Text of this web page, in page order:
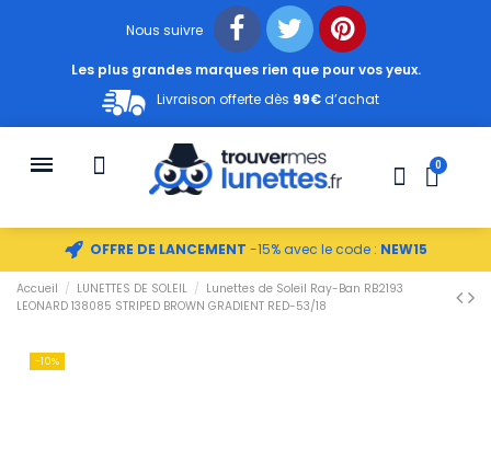
Nous suivre
Les plus grandes marques rien que pour vos yeux.
Livraison offerte dès 99€d’achat
OFFRE DE LANCEMENT -15% avec le code : NEW15
Accueil LUNETTES DE SOLEIL
Lunettes de Soleil Ray-Ban RB2193
LEONARD 138085 STRIPED BROWN GRADIENT RED-53/18
-10%